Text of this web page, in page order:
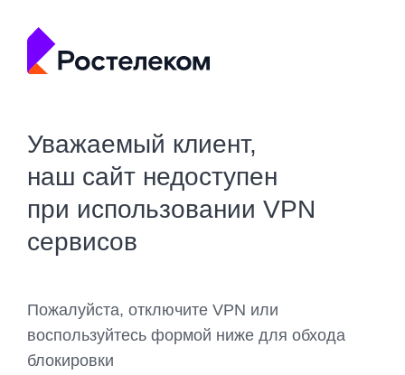
Уважаемый клиент,
наш сайт недоступен
при использовании VPN
сервисов
Пожалуйста, отключите VPN или
воспользуйтесь формой ниже для обхода
блокировки